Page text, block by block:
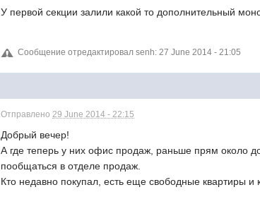
У первой секции залили какой то дополнительный
Сообщение отредактировал senh: 27 June 2014 - 21:05
Отправлено29 June 2014 - 22:15
Добрый вечер!
А где теперь у них офис продаж, раньше прям около
пообщаться в отделе продаж.
Кто недавно покупал, есть еще свободные квартиры и